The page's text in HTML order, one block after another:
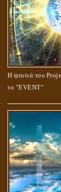
Η ψευτιά του
το ʺEVENTʺ